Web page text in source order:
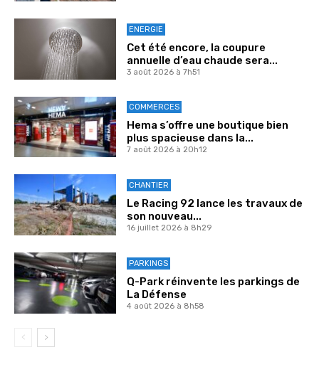
ENERGIE
Cet été encore, la coupure
annuelle d’eau chaude sera...
3 août 2026 à 7h51
COMMERCES
Hema s’offre une boutique bien
plus spacieuse dans la...
7 août 2026 à 20h12
CHANTIER
Le Racing 92 lance les travaux de
son nouveau...
16 juillet 2026 à 8h29
PARKINGS
Q-Park réinvente les parkings de
La Défense
4 août 2026 à 8h58